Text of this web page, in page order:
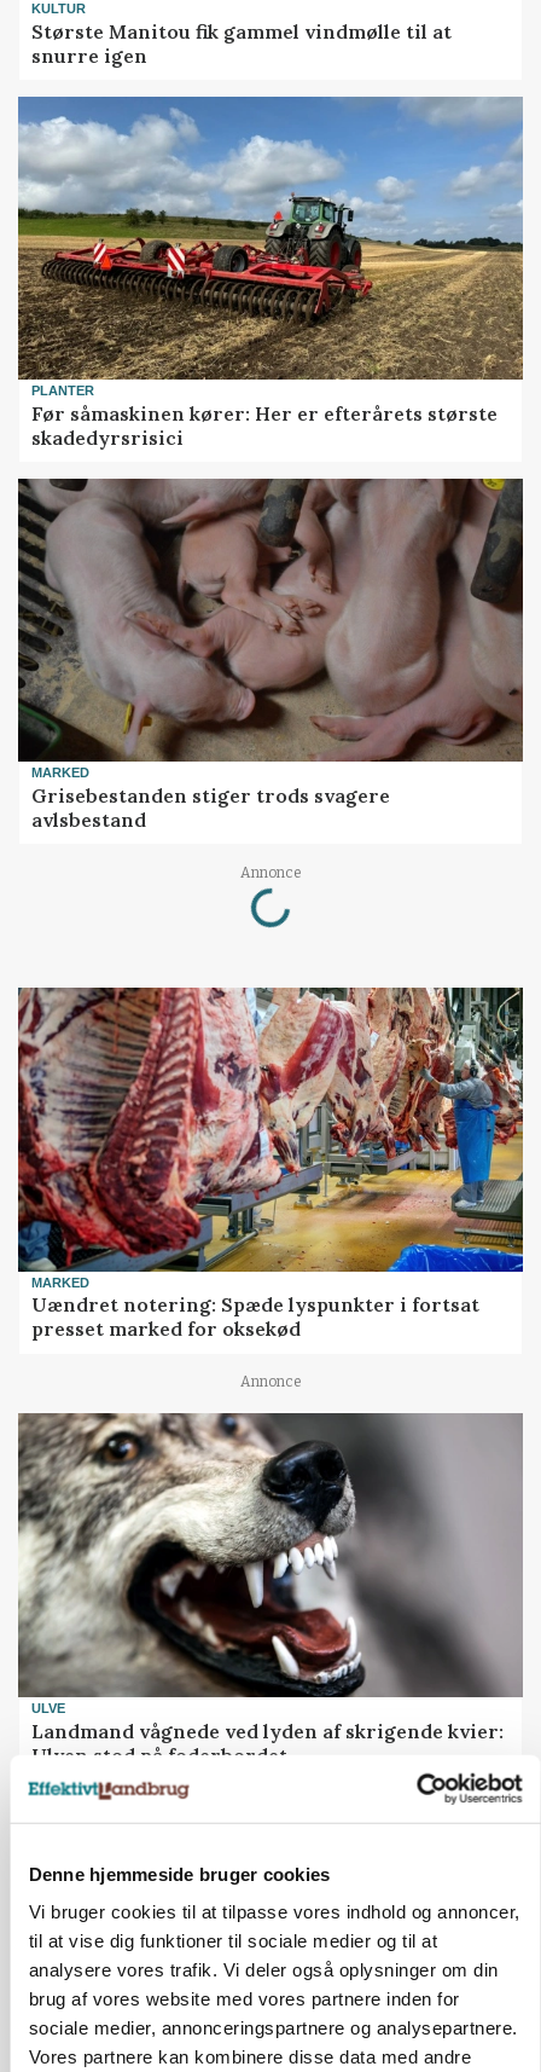
Denne hjemmeside bruger cookies
Vi bruger cookies til at tilpasse vores indhold og annoncer,
til at vise dig funktioner til sociale medier og til at
analysere vores trafik. Vi deler også oplysninger om din
brug af vores website med vores partnere inden for
sociale medier, annonceringspartnere og analysepartnere.
Vores partnere kan kombinere disse data med andre
KULTUR
Største Manitou fik gammel vindmølle til at
snurre igen
PLANTER
Før såmaskinen kører: Her er efterårets største
skadedyrsrisici
MARKED
Grisebestanden stiger trods svagere
avlsbestand
Annonce
Loading...
MARKED
Uændret notering: Spæde lyspunkter i fortsat
presset marked for oksekød
Annonce
ULVE
Landmand vågnede ved lyden af skrigende kvier:
Ulven stod på foderbordet
Det er en uskik at udlægge et røgslør om
økoproduktion
Loading...